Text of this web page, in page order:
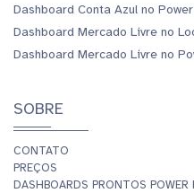
Dashboard Conta Azul no
Dashboard Mercado Livre no
Dashboard Mercado Livre no
SOBRE
CONTATO
PREÇOS
DASHBOARDS PRONTOS